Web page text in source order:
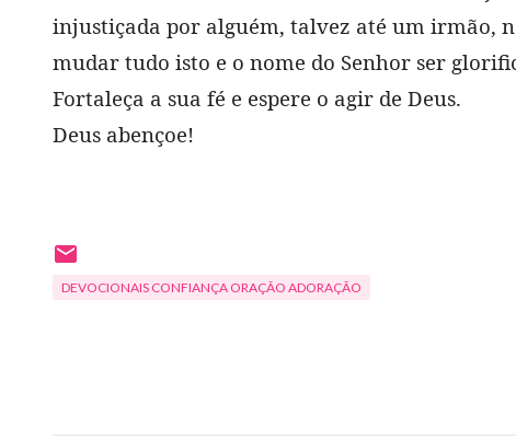
injustiçada por alguém, talvez até um irmão,
mudar tudo isto e o nome do Senhor ser
Fortaleça a sua fé e espere o agir de Deus.
Deus abençoe!
DEVOCIONAIS CONFIANÇA ORAÇÃO ADORAÇÃO